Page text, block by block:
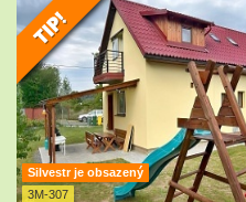
Silvestr je obsazený
3M-307